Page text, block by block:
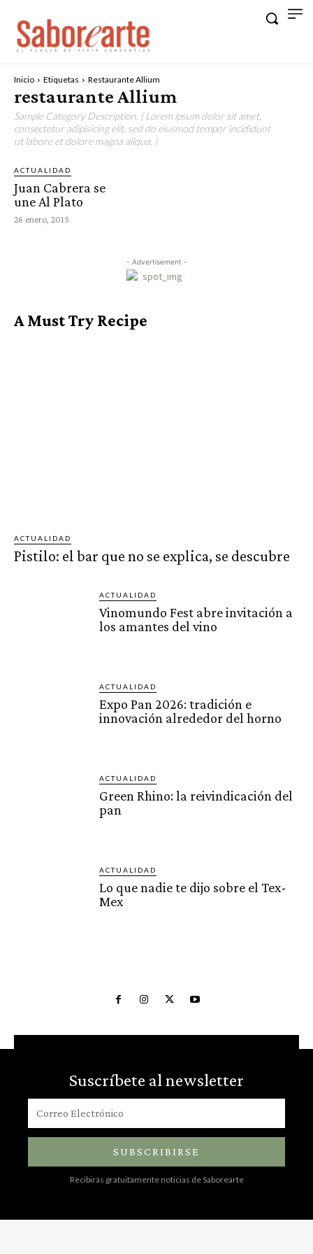
Inicio Etiquetas Restaurante Allium
restaurante Allium
Sample Category Description. ( Lorem ipsum dolor sit amet,
consectetur adipisicing elit, sed do eiusmod tempor incididunt
ut labore et dolore magna aliqua. )
ACTUALIDAD
Juan Cabrera se
une Al Plato
26 enero, 2015
- Advertisement -
A Must Try Recipe
ACTUALIDAD
Pistilo: el bar que no se explica, se descubre
ACTUALIDAD
Vinomundo Fest abre invitación a
los amantes del vino
ACTUALIDAD
Expo Pan 2026: tradición e
innovación alrededor del horno
ACTUALIDAD
Green Rhino: la reivindicación del
pan
ACTUALIDAD
Lo que nadie te dijo sobre el Tex-
Mex
Suscríbete al newsletter
SUBSCRIBIRSE
Recibirás gratuitamente noticias de Saborearte